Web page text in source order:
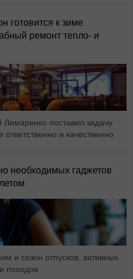
готовится к зиме
ремонт тепло- и
Лимаренко поставил задачу
ответственно и качественно
необходимых гаджетов
и сезон отпусков, активных
походов